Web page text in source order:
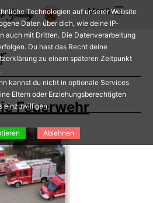
Menü
Feuerwehr
Technologien auf unserer Website
Daten über dich, wie deine IP-
auch mit Dritten. Die Datenverarbeitung
Du hast das Recht deine
zu einem späteren Zeitpunkt
kannst du nicht in optionale Services
Eltern oder Erziehungsberechtigten
einzuwilligen.
Ablehnen